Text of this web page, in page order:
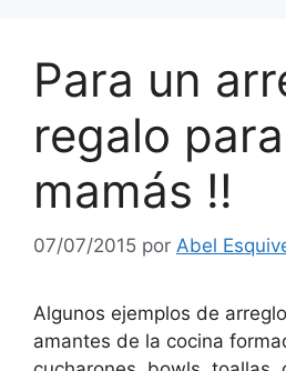
Para un
regalo
mamás !!
07/07/2015 por Abel
Algunos ejemplos de
amantes de la cocina